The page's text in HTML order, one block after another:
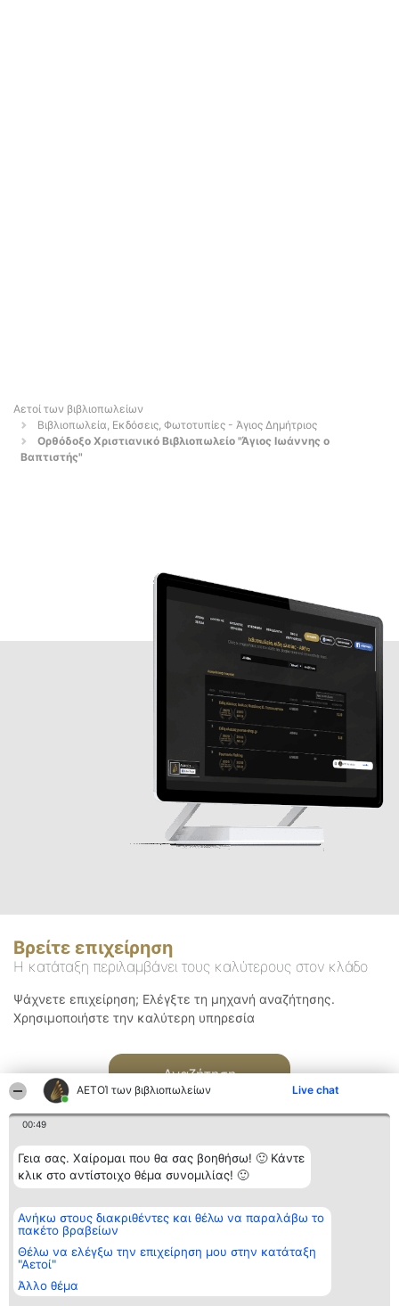
ΑΕΤΟΊ των βιβλιοπωλείων Live chat
00:49
Γεια σας. Χαίρομαι που θα σας βοηθήσω! 🙂 Κάντε
κλικ στο αντίστοιχο θέμα συνομιλίας! 🙂
Ανήκω στους διακριθέντες και θέλω να παραλάβω το
πακέτο βραβείων
Θέλω να ελέγξω την επιχείρηση μου στην κατάταξη
"Αετοί"
Άλλο θέμα
Αετοί των βιβλιοπωλείων
Βιβλιοπωλεία, Εκδόσεις, Φωτοτυπίες - Άγιος Δημήτριος
Ορθόδοξο Χριστιανικό Βιβλιοπωλείο "Άγιος Ιωάννης ο
Βαπτιστής"
Βρείτε επιχείρηση
Η κατάταξη περιλαμβάνει τους καλύτερους στον κλάδο
Ψάχνετε επιχείρηση; Ελέγξτε τη μηχανή αναζήτησης.
Χρησιμοποιήστε την καλύτερη υπηρεσία
Αναζήτηση
Διοργανωτής της
κατάταξης
BEAUTIFUL COMPANY
ΤΗΛ. ΕΠΙΚΟΙΝΩΝΙΑΣ:
2104128019
email:
aetoi@beautifulcompany.co
Κατάταξη
Διακριθέντες
των
διακριθέντων
προϋποθέσεις
Επικοινωνία
Επικοινωνία